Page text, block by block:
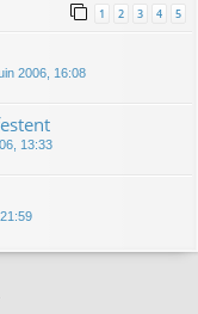
1 2 3 4 5
2006, 16:08
13:33